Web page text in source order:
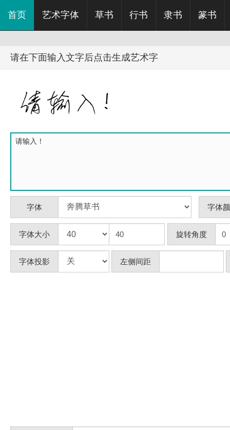
首页 艺术字体 草书 行书 隶书 篆书
请在下面输入文字后点击生成艺术字
字体 字体
字体大小 旋转角度
字体投影 左侧间距